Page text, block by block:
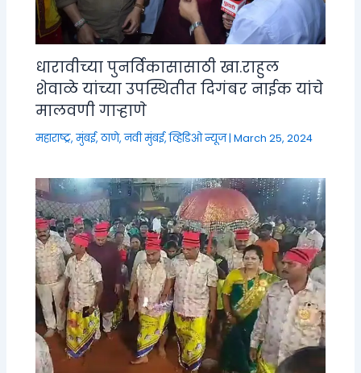
धारावीच्या पुनर्विकासासाठी खा.राहुल
शेवाळे यांच्या उपस्थितीत दिगंबर नाईक यांचे
मालवणी गाऱ्हाणे
महाराष्ट्र,मुंबई, ठाणे, नवी मुंबई,व्हिडिओ न्यूज|March 25, 2024